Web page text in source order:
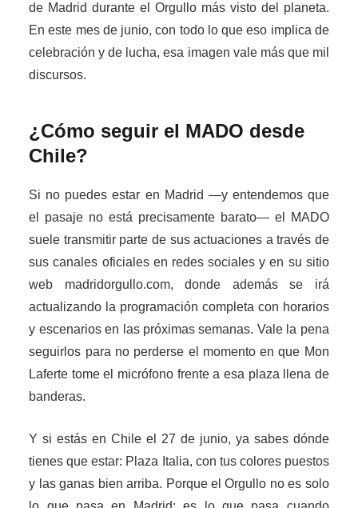
de Madrid durante el Orgullo más visto del planeta.
En este mes de junio, con todo lo que eso implica de
celebración y de lucha, esa imagen vale más que mil
discursos.
¿Cómo seguir el MADO desde
Chile?
Si no puedes estar en Madrid —y entendemos que
el pasaje no está precisamente barato— el MADO
suele transmitir parte de sus actuaciones a través de
sus canales oficiales en redes sociales y en su sitio
web madridorgullo.com, donde además se irá
actualizando la programación completa con horarios
y escenarios en las próximas semanas. Vale la pena
seguirlos para no perderse el momento en que Mon
Laferte tome el micrófono frente a esa plaza llena de
banderas.
Y si estás en Chile el 27 de junio, ya sabes dónde
tienes que estar: Plaza Italia, con tus colores puestos
y las ganas bien arriba. Porque el Orgullo no es solo